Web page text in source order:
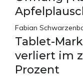
Fabian
Tablet-
verliert im
Prozent